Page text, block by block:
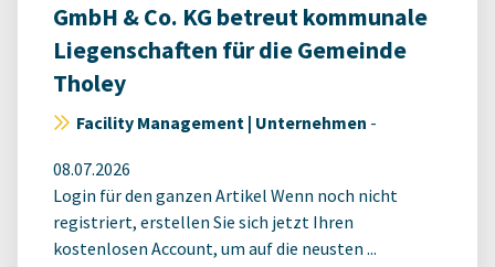
GmbH & Co. KG betreut kommunale
Liegenschaften für die Gemeinde
Tholey
Facility Management | Unternehmen -
08.07.2026
Login für den ganzen Artikel Wenn noch nicht
registriert, erstellen Sie sich jetzt Ihren
kostenlosen Account, um auf die neusten ...